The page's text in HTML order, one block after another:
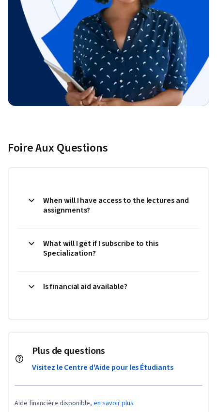
Foire Aux Questions
When will I have access to the lectures and
assignments?
What will I get if I subscribe to this
Specialization?
Is financial aid available?
Plus de questions
Visitez le Centre d'Aide pour les Étudiants
Aide financière disponible, en savoir plus